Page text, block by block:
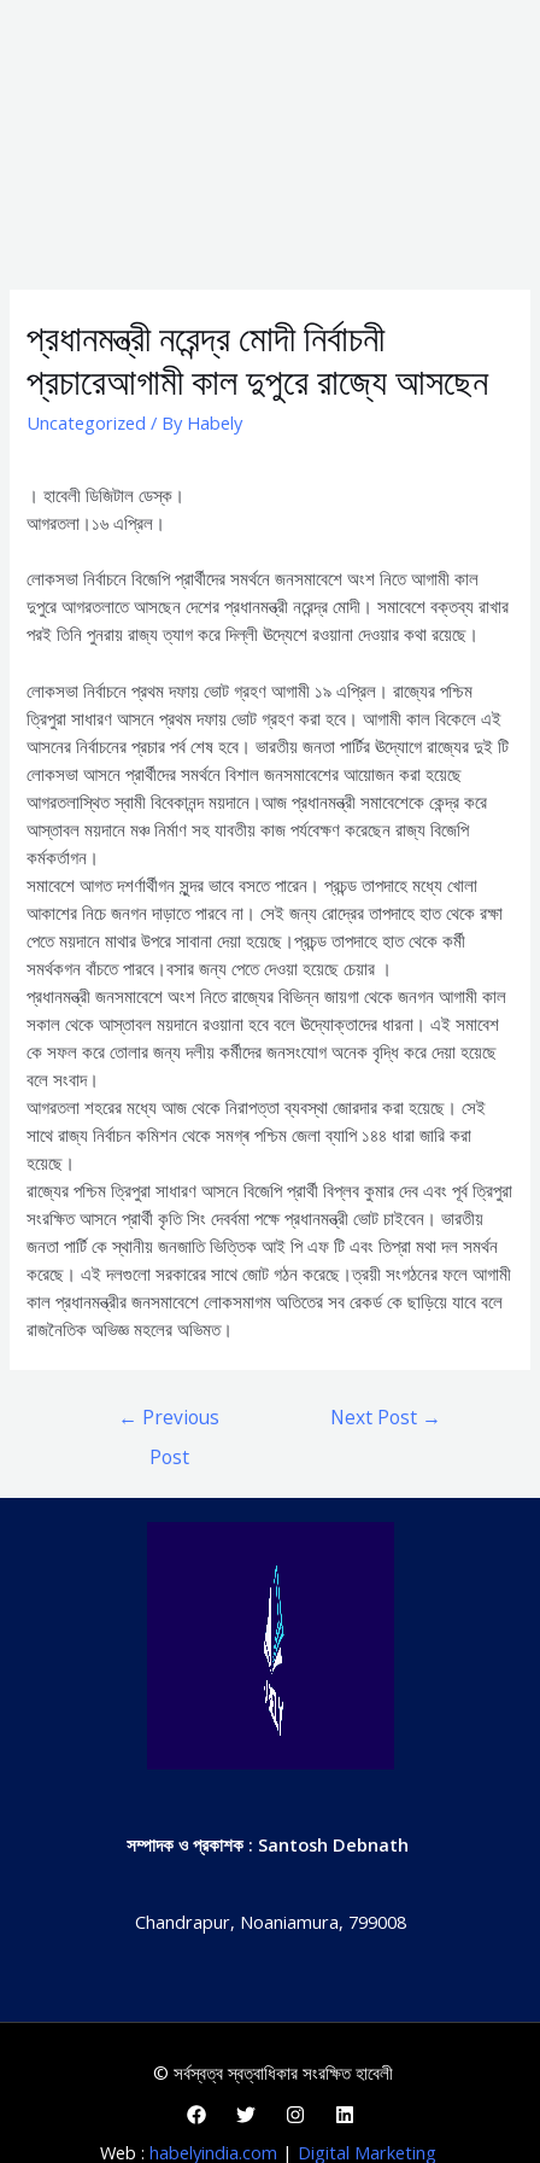
প্রধানমন্ত্রী নরেন্দ্র মোদী নির্বাচনী
প্রচারেআগামী কাল দুপুরে রাজ্যে আসছেন
Uncategorized / By Habely
। হাবেলী ডিজিটাল ডেস্ক।
আগরতলা।১৬ এপ্রিল।
লোকসভা নির্বাচনে বিজেপি প্রার্থীদের সমর্থনে জনসমাবেশে অংশ নিতে আগামী কাল
দুপুরে আগরতলাতে আসছেন দেশের প্রধানমন্ত্রী নরেন্দ্র মোদী। সমাবেশে বক্তব্য রাখার
পর‌ই তিনি পুনরায় রাজ্য ত্যাগ করে দিল্লী ঊদ্যেশে র‌ওয়ানা দেওয়ার কথা রয়েছে।
লোকসভা নির্বাচনে প্রথম দফায় ভোট গ্রহণ আগামী ১৯ এপ্রিল। রাজ্যের পশ্চিম
ত্রিপুরা সাধারণ আসনে প্রথম দফায় ভোট গ্রহণ করা হবে। আগামী কাল বিকেলে এই
আসনের নির্বাচনের প্রচার পর্ব শেষ হবে। ভারতীয় জনতা পার্টির ঊদ্যোগে রাজ্যের দুই টি
লোকসভা আসনে প্রার্থীদের সমর্থনে বিশাল জনসমাবেশের আয়োজন করা হয়েছে
আগরতলাস্থিত স্বামী বিবেকানন্দ ময়দানে।আজ প্রধানমন্ত্রী সমাবেশেকে কেন্দ্র করে
আস্তাবল ময়দানে মঞ্চ নির্মাণ সহ যাবতীয় কাজ পর্যবেক্ষণ করেছেন রাজ্য বিজেপি
কর্মকর্তাগন।
সমাবেশে আগত দশর্ণার্থীগন সুন্দর ভাবে বসতে পারেন। প্রচন্ড তাপদাহে মধ্যে খোলা
আকাশের নিচে জনগন দাড়াতে পারবে না। সেই জন্য রোদ্রের তাপদাহে হাত থেকে রক্ষা
পেতে ময়দানে মাথার উপরে সাবানা দেয়া হয়েছে।প্রচন্ড তাপদাহে হাত থেকে কর্মী
সমর্থকগন বাঁচতে পারবে।বসার জন্য পেতে দেওয়া হয়েছে চেয়ার ।
প্রধানমন্ত্রী জনসমাবেশে অংশ নিতে রাজ্যের বিভিন্ন জায়গা থেকে জনগন আগামী কাল
সকাল থেকে আস্তাবল ময়দানে র‌ওয়ানা হবে বলে ঊদ্যোক্তাদের ধারনা। এই সমাবেশ
কে সফল করে তোলার জন্য দলীয় কর্মীদের জনসংযোগ অনেক বৃদ্ধি করে দেয়া হয়েছে
বলে সংবাদ।
আগরতলা শহরের মধ্যে আজ থেকে নিরাপত্তা ব্যবস্থা জোরদার করা হয়েছে। সেই
সাথে রাজ্য নির্বাচন কমিশন থেকে সমগ্ৰ পশ্চিম জেলা ব্যাপি ১৪৪ ধারা জারি করা
হয়েছে।
রাজ্যের পশ্চিম ত্রিপুরা সাধারণ আসনে বিজেপি প্রার্থী বিপ্লব কুমার দেব এবং পূর্ব ত্রিপুরা
সংরক্ষিত আসনে প্রার্থী কৃতি সিং দেবর্বমা পক্ষে প্রধানমন্ত্রী ভোট চাইবেন। ভারতীয়
জনতা পার্টি কে স্থানীয় জনজাতি ভিত্তিক আই পি এফ টি এবং তিপ্রা মথা দল সমর্থন
করেছে। এই দলগুলো সরকারের সাথে জোট গঠন করেছে।ত্রয়ী সংগঠনের ফলে আগামী
কাল প্রধানমন্ত্রীর জনসমাবেশে লোকসমাগম অতিতের সব রেকর্ড কে ছাড়িয়ে যাবে বলে
রাজনৈতিক অভিজ্ঞ মহলের অভিমত।
← Previous
Post
Next Post →
সম্পাদক ও প্রকাশক : Santosh Debnath
Chandrapur, Noaniamura, 799008
© সর্বস্বত্ব স্বত্বাধিকার সংরক্ষিত হাবেলী
Web : habelyindia.com | Digital Marketing